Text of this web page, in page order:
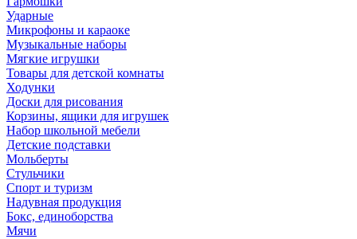
Ударные
Микрофоны и караоке
Музыкальные наборы
Мягкие игрушки
Товары для детской комнаты
Ходунки
Доски для рисования
Корзины, ящики для игрушек
Набор школьной мебели
Детские подставки
Мольберты
Стульчики
Спорт и туризм
Надувная продукция
Бокс, единоборства
Мячи